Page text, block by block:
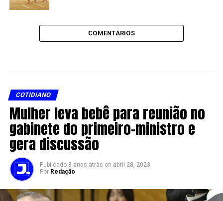
COMENTÁRIOS
COTIDIANO
Mulher leva bebê para reunião no
gabinete do primeiro-ministro e
gera discussão
Publicado 3 anos atrás on abril 28, 2023
Por Redação